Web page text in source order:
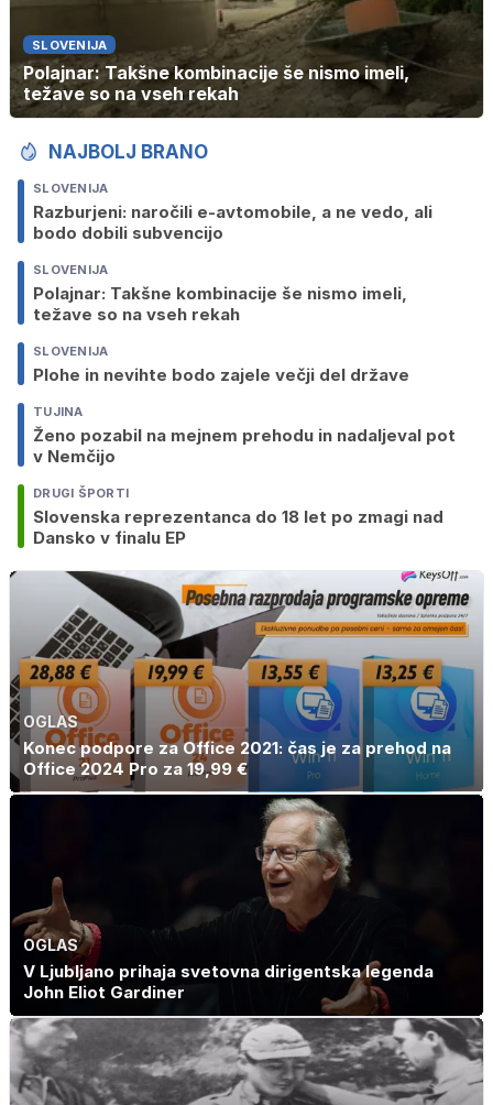
SLOVENIJA
Polajnar: Takšne kombinacije še nismo imeli,
težave so na vseh rekah
NAJBOLJ BRANO
SLOVENIJA
Razburjeni: naročili e-avtomobile, a ne vedo, ali
bodo dobili subvencijo
SLOVENIJA
Polajnar: Takšne kombinacije še nismo imeli,
težave so na vseh rekah
SLOVENIJA
Plohe in nevihte bodo zajele večji del države
TUJINA
Ženo pozabil na mejnem prehodu in nadaljeval pot
v Nemčijo
DRUGI ŠPORTI
Slovenska reprezentanca do 18 let po zmagi nad
Dansko v finalu EP
OGLAS
Konec podpore za Office 2021: čas je za prehod na
Office 2024 Pro za 19,99 €
OGLAS
V Ljubljano prihaja svetovna dirigentska legenda
John Eliot Gardiner